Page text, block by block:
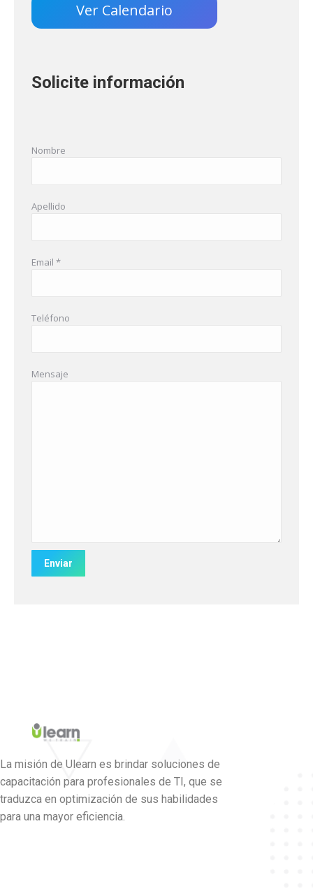
Ver Calendario
Solicite información
Nombre
Apellido
Email *
Teléfono
Mensaje
La misión de Ulearn es brindar soluciones de
capacitación para profesionales de TI, que se
traduzca en optimización de sus habilidades
para una mayor eficiencia.